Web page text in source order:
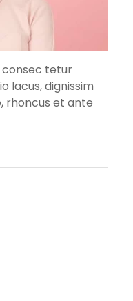
consec tetur
lacus, dignissim
rhoncus et ante